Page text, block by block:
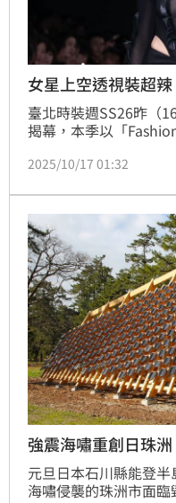
女星上空透視裝超
臺北時裝週SS26昨（
揭幕，本季以「
20日，企圖掀起一場臺
2025/10/17 01:32
強震海嘯重創日珠
元旦日本石川縣能登
海嘯侵襲的珠洲市面